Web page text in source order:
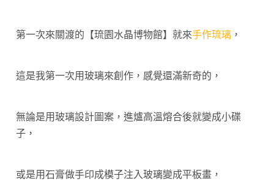
第一次來關渡的【琉園水晶博物館】就來手作琉璃 ，
這是我第一次用玻璃來創作，感覺還滿新奇的，
無論是用玻璃設計圖案，進爐高溫熔合後就變成小碟
子，
或是用石膏做手印成模子注入玻璃變成平板畫，